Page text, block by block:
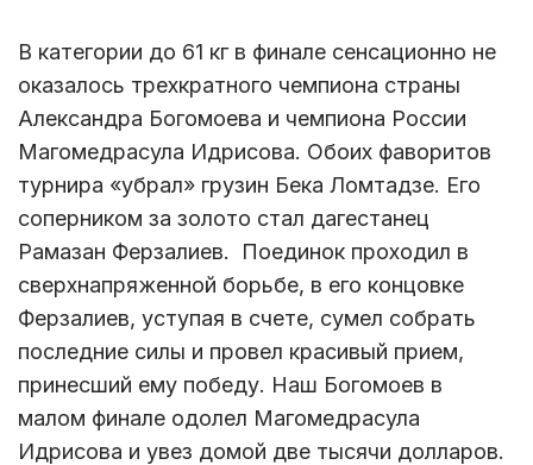
В категории до 61 кг в финале сенсационно не
оказалось трехкратного чемпиона страны
Александра Богомоева и чемпиона России
Магомедрасула Идрисова. Обоих фаворитов
турнира «убрал» грузин Бека Ломтадзе. Его
соперником за золото стал дагестанец
Рамазан Ферзалиев. Поединок проходил в
сверхнапряженной борьбе, в его концовке
Ферзалиев, уступая в счете, сумел собрать
последние силы и провел красивый прием,
принесший ему победу. Наш Богомоев в
малом финале одолел Магомедрасула
Идрисова и увез домой две тысячи долларов.